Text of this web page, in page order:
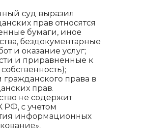
суд выразил
прав относятся
бумаги, иное
бездокументарные
и оказание услуг;
и приравненные к
права в
прав.
не содержит
РФ, с учетом
информационных